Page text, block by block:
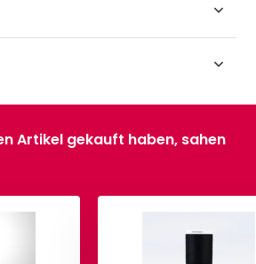
Artikel gekauft haben, sahen